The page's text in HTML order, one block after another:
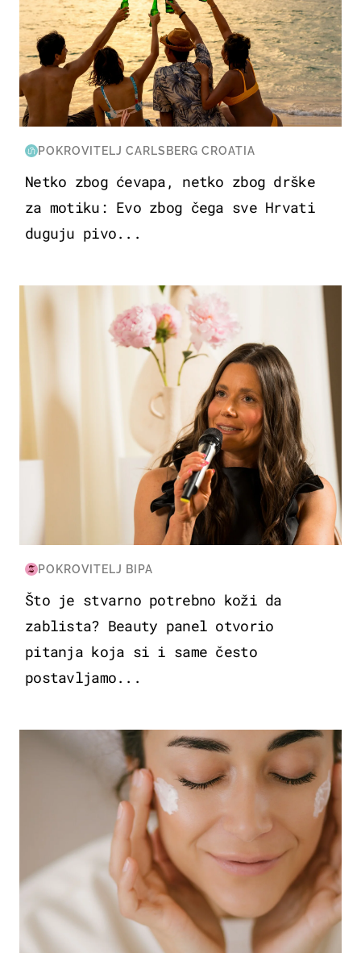
POKROVITELJ CARLSBERG CROATIA
Netko zbog ćevapa, netko zbog drške
za motiku: Evo zbog čega sve Hrvati
duguju pivo...
MODA & LJEPOTA
POKROVITELJ BIPA
Što je stvarno potrebno koži da
zablista? Beauty panel otvorio
pitanja koja si i same često
postavljamo...
MODA & LJEPOTA